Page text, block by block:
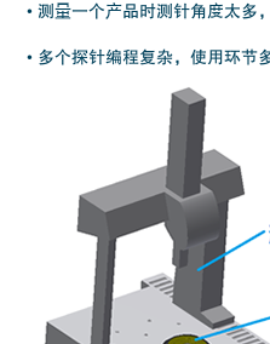
• 测量一个产品时测针角度太多
• 多个探针编程复杂，使用环节